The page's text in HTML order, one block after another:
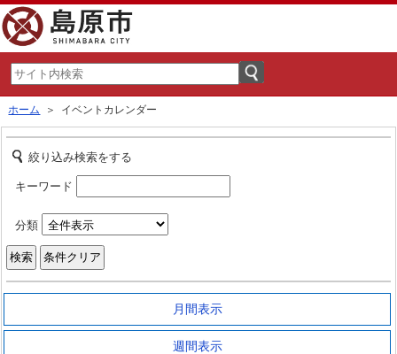
ホーム ＞ イベントカレンダー
絞り込み検索をする
キーワード
分類
月間表示
週間表示